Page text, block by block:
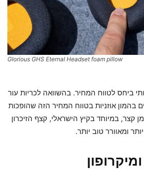
Glorious GHS Eternal Headset foam pillow
ביחס לטווח המחיר. בהשוואה לכריות עור
בהמון אוזניות בטווח המחיר הזה שהופכות
קצר, במיוחד בקיץ הישראלי, קצף הזיכרון
ומאוורר טוב יותר.